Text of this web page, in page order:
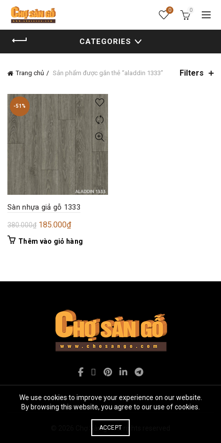
0 0
CATEGORIES
Trang chủ Sản phẩm được gắn thẻ “aladdin 1333” Filters
-51%
Sàn nhựa giả gỗ 1333
380.000₫ Giá
gốc
185.000₫Giá
hiện
Thêm vào giỏ hàng
Chợ Sàn gỗ. All rights reserved
We use cookies to improve your experience on our website.
By browsing this website, you agree to our use of cookies.
ACCEPT